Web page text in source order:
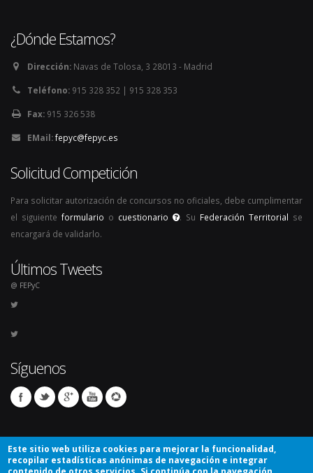
¿Dónde Estamos?
Dirección: Navas de Tolosa, 3 28013 - Madrid
Teléfono: 915 328 352 | 915 328 353
Fax: 915 326 538
EMail:fepyc@fepyc.es
Solicitud Competición
Para solicitar autorización de concursos no oficiales, debe cumplimentar
el siguiente formulario o cuestionario . Su Federación Territorial se
encargará de validarlo.
Últimos Tweets
@ FEPyC
Síguenos
Este sitio web utiliza cookies para mejorar la funcionalidad,
recopilar estadísticas anónimas de navegación e integrar